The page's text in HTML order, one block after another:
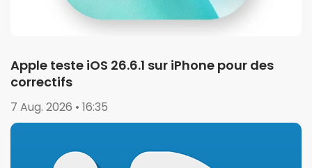
Apple teste iOS 26.6.1 sur iPhone pour des
correctifs
7 Aug. 2026 • 16:35